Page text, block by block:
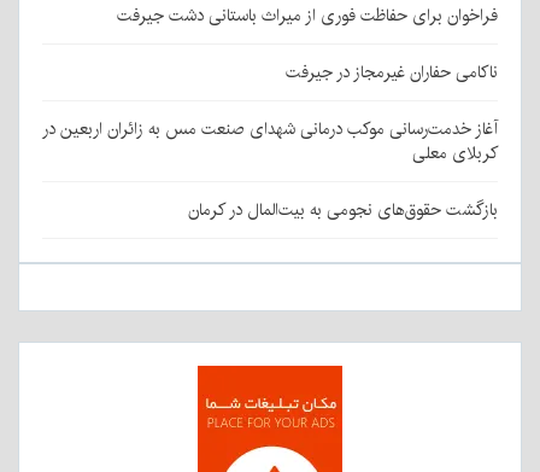
فراخوان برای حفاظت فوری از میراث باستانی دشت جیرفت
ناکامی حفاران غیرمجاز در جیرفت
آغاز خدمت‌رسانی موکب درمانی شهدای صنعت مس به زائران اربعین در
کربلای معلی
بازگشت حقوق‌های نجومی به بیت‌المال در کرمان